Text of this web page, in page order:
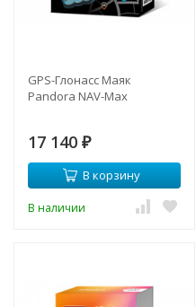
GPS-Глонасс Маяк
Pandora NAV-Max
17 140 ₽
В корзину
В наличии